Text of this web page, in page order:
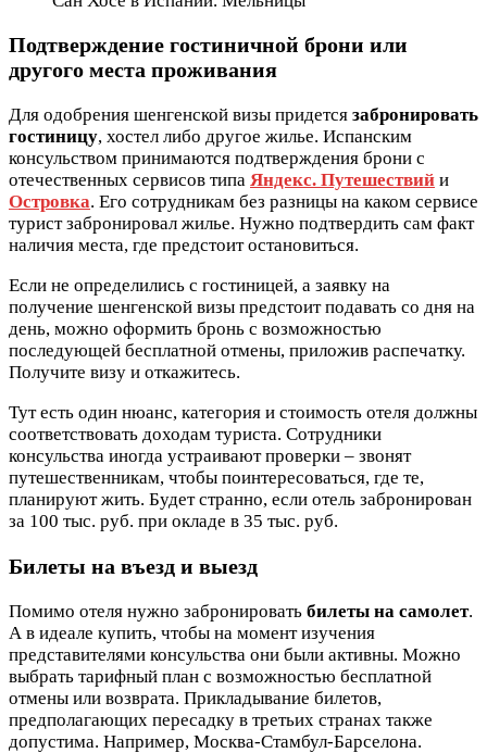
Подтверждение гостиничной брони или
другого места проживания
Для одобрения шенгенской визы придется забронировать
гостиницу, хостел либо другое жилье. Испанским
консульством принимаются подтверждения брони с
отечественных сервисов типа Яндекс. Путешествий и
Островка. Его сотрудникам без разницы на каком сервисе
турист забронировал жилье. Нужно подтвердить сам факт
наличия места, где предстоит остановиться.
Если не определились с гостиницей, а заявку на
получение шенгенской визы предстоит подавать со дня на
день, можно оформить бронь с возможностью
последующей бесплатной отмены, приложив распечатку.
Получите визу и откажитесь.
Тут есть один нюанс, категория и стоимость отеля должны
соответствовать доходам туриста. Сотрудники
консульства иногда устраивают проверки – звонят
путешественникам, чтобы поинтересоваться, где те,
планируют жить. Будет странно, если отель забронирован
за 100 тыс. руб. при окладе в 35 тыс. руб.
Билеты на въезд и выезд
Помимо отеля нужно забронировать билеты на самолет.
А в идеале купить, чтобы на момент изучения
представителями консульства они были активны. Можно
выбрать тарифный план с возможностью бесплатной
отмены или возврата. Прикладывание билетов,
предполагающих пересадку в третьих странах также
допустима. Например, Москва-Стамбул-Барселона.